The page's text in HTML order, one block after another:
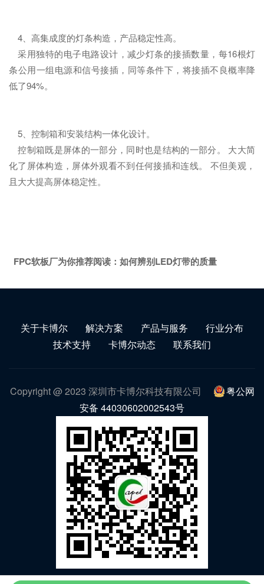
4、高集成度的灯条构造，产品稳定性高。
采用独特的电子电路设计，减少灯条的接插数量，每16根灯
条公用一组电源和信号接插，同等条件下，将接插不良概率降
低了94%。
5、控制箱和安装结构一体化设计。
控制箱既是屏体的一部分，同时也是结构的一部分。 大大简
化了屏体构造，屏体外观看不到任何接插和连线。 不但美观，
且大大提高屏体稳定性。
FPC软板厂为你推荐阅读： 如何辨别LED灯带的质量
关于卡博尔 解决方案 产品与服务
行业分布
技术支持
卡博尔动态 联系我们
Copyright @ 2023 深圳市卡博尔科技有限公司
粤公网
安备 44030602002543号
微信公众号